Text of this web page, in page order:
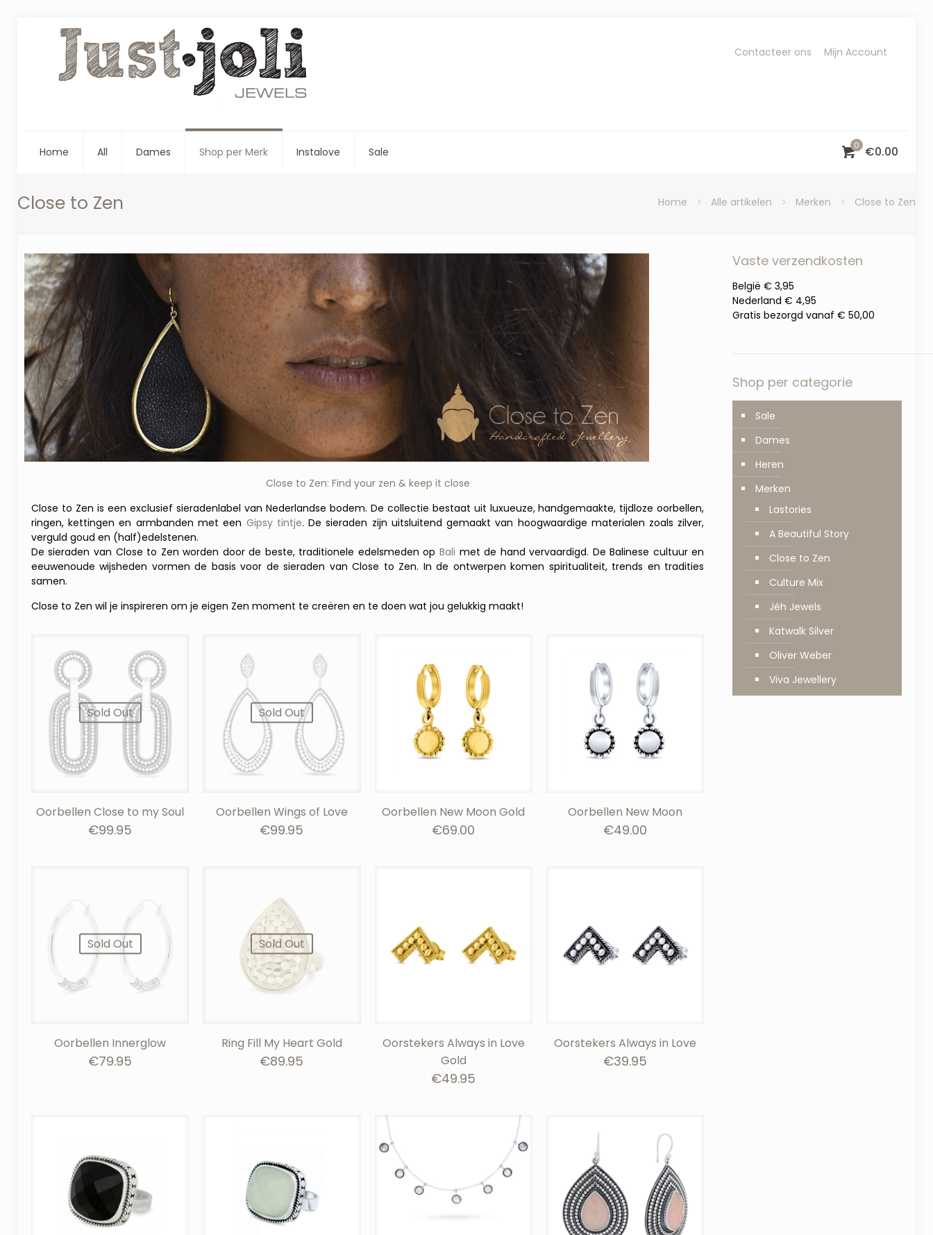
Home All Dames Shop per Merk Instalove Sale
Contacteer ons Mijn Account
0 €0.00
Close to Zen Home Alle artikelen Merken Close to Zen
Close to Zen: Find your zen & keep it close
Close to Zen is een exclusief sieradenlabel van Nederlandse bodem. De collectie bestaat uit luxueuze,handgemaakte, tijdloze oorbellen,
ringen, kettingen en armbanden met een Gipsy tintje. De sieraden zijn uitsluitend gemaakt van hoogwaardige materialen zoals zilver,
verguld goud en (half)edelstenen.
De sieraden van Close to Zen worden door de beste, traditionele edelsmeden opBali met de hand vervaardigd. De Balinese cultuur en
eeuwenoude wijsheden vormen de basis voor de sieraden van Close to Zen. In de ontwerpen komen spiritualiteit, trends en tradities
samen.
Close to Zen wil je inspireren om je eigen Zen moment te creëren en te doen wat jou gelukkig maakt!
Sold Out
Oorbellen Close to my Soul
€99.95
Sold Out
Oorbellen Wings of Love
€99.95
Oorbellen New Moon Gold
€69.00
Oorbellen New Moon
€49.00
Sold Out
Oorbellen Innerglow
€79.95
Sold Out
Ring Fill My Heart Gold
€89.95
Oorstekers Always in Love
Gold
€49.95
Oorstekers Always in Love
€39.95
Vaste verzendkosten
België € 3,95
Nederland € 4,95
Gratis bezorgd vanaf € 50,00
Shop per categorie
Sale
Dames
Heren
Merken
Lastories
A Beautiful Story
Close to Zen
Culture Mix
Jéh Jewels
Katwalk Silver
Oliver Weber
Viva Jewellery